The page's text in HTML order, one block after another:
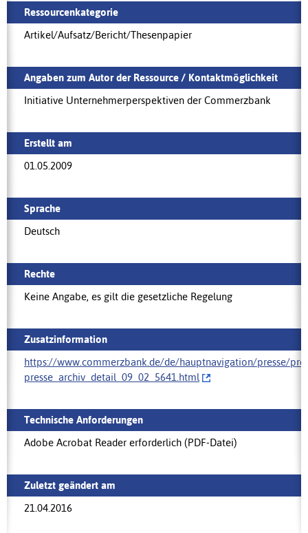
Ressourcenkategorie
Artikel/Aufsatz/Bericht/Thesenpapier
Angaben zum Autor der Ressource / Kontaktmöglichkeit
Initiative Unternehmerperspektiven der Commerzbank
Erstellt am
01.05.2009
Sprache
Deutsch
Rechte
Keine Angabe, es gilt die gesetzliche Regelung
Zusatzinformation
https://www.commerzbank.de/de/hauptnavigation/presse/
presse_archiv_detail_09_02_5641.html
Technische Anforderungen
Adobe Acrobat Reader erforderlich (PDF-Datei)
Zuletzt geändert am
21.04.2016